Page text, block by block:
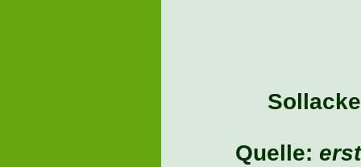
Quelle: